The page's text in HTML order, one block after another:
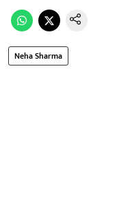
Neha Sharma